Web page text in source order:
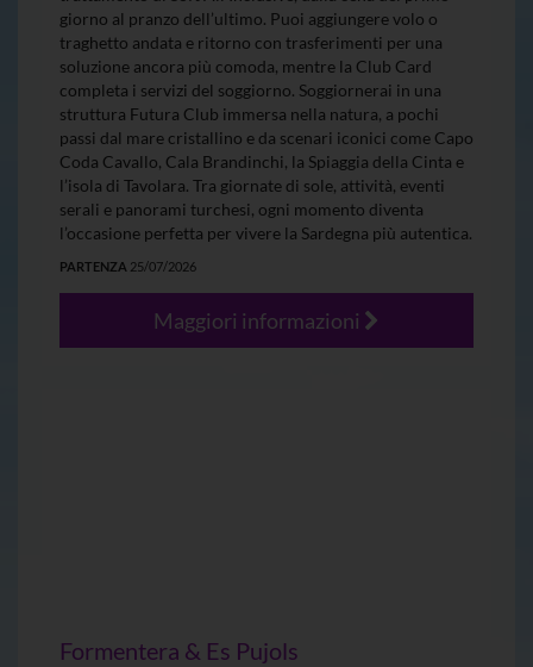
giorno al pranzo dell’ultimo. Puoi aggiungere volo o
traghetto andata e ritorno con trasferimenti per una
soluzione ancora più comoda, mentre la Club Card
completa i servizi del soggiorno. Soggiornerai in una
struttura Futura Club immersa nella natura, a pochi
passi dal mare cristallino e da scenari iconici come Capo
Coda Cavallo, Cala Brandinchi, la Spiaggia della Cinta e
l’isola di Tavolara. Tra giornate di sole, attività, eventi
serali e panorami turchesi, ogni momento diventa
l’occasione perfetta per vivere la Sardegna più autentica.
PARTENZA 25/07/2026
Maggiori informazioni
Formentera & Es Pujols